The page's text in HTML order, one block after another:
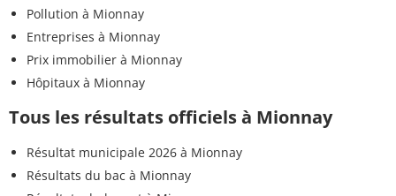
Pollution à Mionnay
Entreprises à Mionnay
Prix immobilier à Mionnay
Hôpitaux à Mionnay
Tous les résultats officiels à Mionnay
Résultat municipale 2026 à Mionnay
Résultats du bac à Mionnay